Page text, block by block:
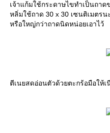
เจ้าแก้มใช้กระดาษไขทำเป็นถา
หลิ่มใช้ถาด 30 x 30 เซนติเมตร
หรือใหญ่กว่าถาดนิดหน่อยเอาไว้
ตีเนยสดอ่อนตัวด้วยตะกร้อมือให้เ